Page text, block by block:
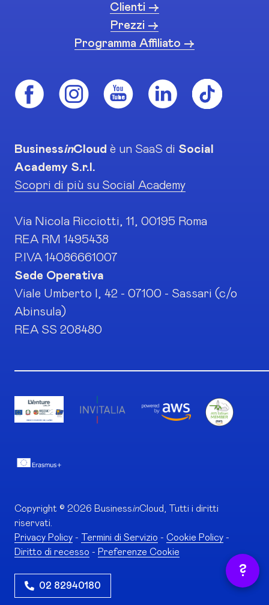
?
Clienti ->
Prezzi ->
Programma Affiliato ->
BusinessinCloud è un SaaS di Social
Academy S.r.l.
Scopri di più su Social Academy
Via Nicola Ricciotti, 11, 00195 Roma
REA RM 1495438
P.IVA 14086661007
Sede Operativa
Viale Umberto I, 42 - 07100 - Sassari (c/o
Abinsula)
REA SS 208480
Copyright © 2026 BusinessinCloud, Tutti i diritti
riservati.
Privacy Policy - Termini di Servizio - Cookie Policy -
Diritto di recesso - Preferenze Cookie
02 82940180